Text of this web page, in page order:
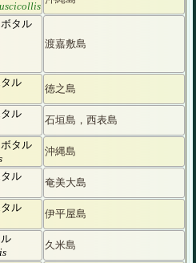
タル
渡嘉敷島
ル
徳之島
ル
石垣島，西表島
タル
沖縄島
ル
奄美大島
ル
伊平屋島
久米島